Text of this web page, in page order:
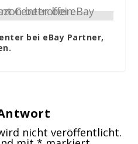
bei eBay Partner,
nicht veröffentlicht.